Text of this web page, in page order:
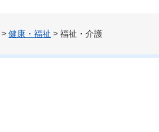
> 健康・福祉 > 福祉・介護